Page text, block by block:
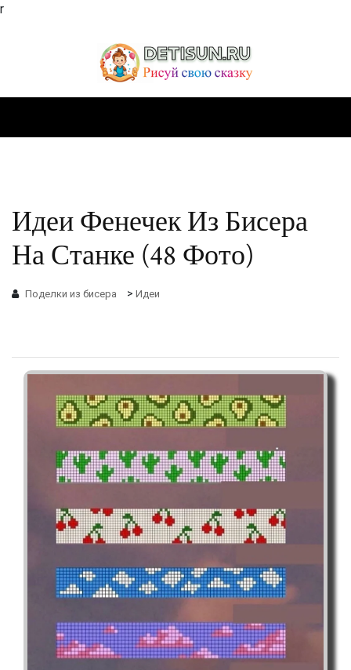
r
Идеи Фенечек Из Бисера
На Станке (48 Фото)
Поделки из бисера > Идеи